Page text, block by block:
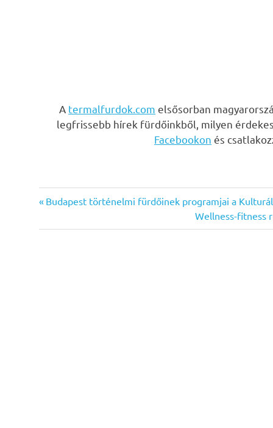
A termalfurdok.com elsősorban
legfrissebb hírek fürdőinkből, milyen
Facebookon és
Bejegyzés
navigáció
Previous
Budapest történelmi fürdőinek programjai a
Next
Post:
Wellness-fitness